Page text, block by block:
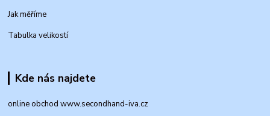
Jak měříme
Tabulka velikostí
Kde nás najdete
online obchod www.secondhand-iva.cz